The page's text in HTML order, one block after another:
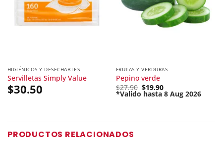
HIGIÉNICOS Y DESECHABLES
Servilletas Simply Value
$30.50
FRUTAS Y VERDURAS
Pepino verde
$27.90 Original
price
was:
$19.90
*Valido hasta 8 Aug 2026
Current
PRODUCTOS RELACIONADOS